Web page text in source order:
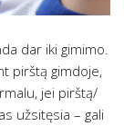
dar iki gimimo.
pirštą gimdoje,
jei pirštą/
užsitęsia – gali